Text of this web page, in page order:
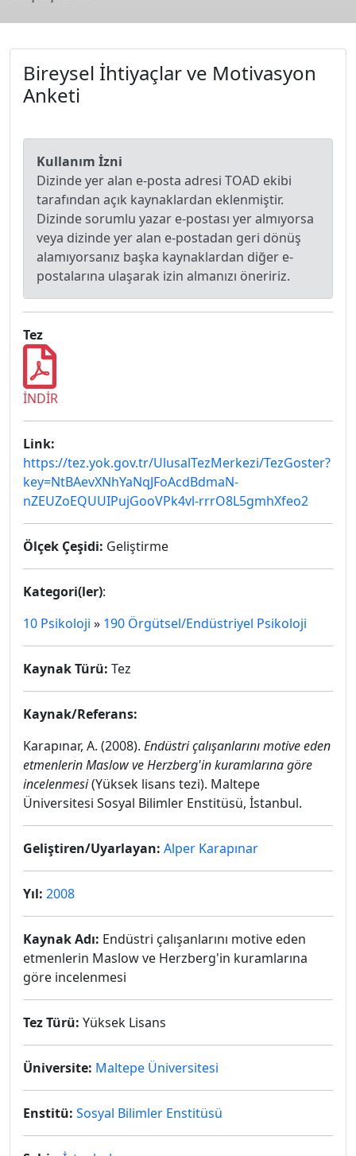
Bireysel İhtiyaçlar ve Motivasyon
Anketi
Kullanım İzni
Dizinde yer alan e-posta adresi TOAD ekibi
tarafından açık kaynaklardan eklenmiştir.
Dizinde sorumlu yazar e-postası yer almıyorsa
veya dizinde yer alan e-postadan geri dönüş
alamıyorsanız başka kaynaklardan diğer e-
postalarına ulaşarak izin almanızı öneririz.
Tez
İNDİR
Link:
https://tez.yok.gov.tr/UlusalTezMerkezi/TezGoster?
key=NtBAevXNhYaNqJFoAcdBdmaN-
nZEUZoEQUUIPujGooVPk4vl-rrrO8L5gmhXfeo2
Ölçek Çeşidi: Geliştirme
Kategori(ler):
10 Psikoloji » 190 Örgütsel/Endüstriyel Psikoloji
Kaynak Türü: Tez
Kaynak/Referans:
Karapınar, A. (2008). Endüstri çalışanlarını motive eden
etmenlerin Maslow ve Herzberg'in kuramlarına göre
incelenmesi(Yüksek lisans tezi). Maltepe
Üniversitesi Sosyal Bilimler Enstitüsü, İstanbul.
Geliştiren/Uyarlayan: Alper Karapınar
Yıl: 2008
Kaynak Adı: Endüstri çalışanlarını motive eden
etmenlerin Maslow ve Herzberg'in kuramlarına
göre incelenmesi
Tez Türü: Yüksek Lisans
Üniversite: Maltepe Üniversitesi
Enstitü: Sosyal Bilimler Enstitüsü